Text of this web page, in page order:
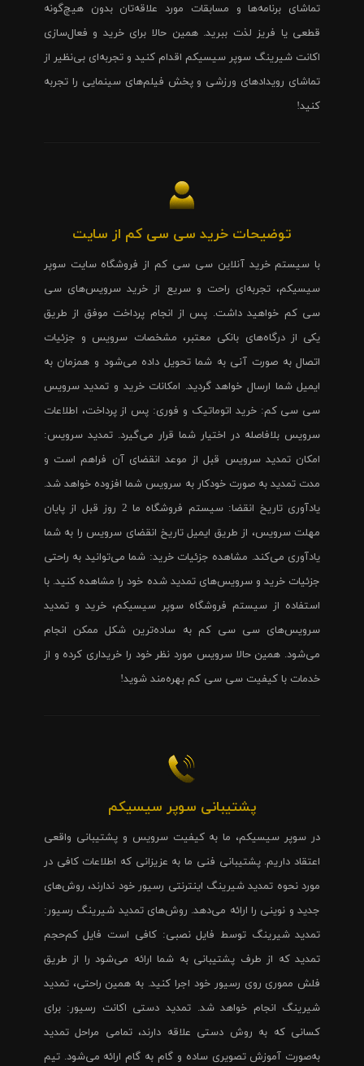
تماشای برنامه‌ها و مسابقات مورد علاقه‌تان بدون هیچ‌گونه
قطعی یا فریز لذت ببرید. همین حالا برای خرید و فعال‌سازی
اکانت شیرینگ سوپر سیسیکم اقدام کنید و تجربه‌ای بی‌نظیر از
تماشای رویدادهای ورزشی و پخش فیلم‌های سینمایی را تجربه
کنید!
توضیحات خرید سی سی کم از سایت
با سیستم خرید آنلاین سی سی کم از فروشگاه سایت سوپر
سیسیکم، تجربه‌ای راحت و سریع از خرید سرویس‌های سی
سی کم خواهید داشت. پس از انجام پرداخت موفق از طریق
یکی از درگاه‌های بانکی معتبر، مشخصات سرویس و جزئیات
اتصال به صورت آنی به شما تحویل داده می‌شود و همزمان به
ایمیل شما ارسال خواهد گردید. امکانات خرید و تمدید سرویس
سی سی کم: خرید اتوماتیک و فوری: پس از پرداخت، اطلاعات
سرویس بلافاصله در اختیار شما قرار می‌گیرد. تمدید سرویس:
امکان تمدید سرویس قبل از موعد انقضای آن فراهم است و
مدت تمدید به صورت خودکار به سرویس شما افزوده خواهد شد.
یادآوری تاریخ انقضا: سیستم فروشگاه ما 2 روز قبل از پایان
مهلت سرویس، از طریق ایمیل تاریخ انقضای سرویس را به شما
یادآوری می‌کند. مشاهده جزئیات خرید: شما می‌توانید به راحتی
جزئیات خرید و سرویس‌های تمدید شده خود را مشاهده کنید. با
استفاده از سیستم فروشگاه سوپر سیسیکم، خرید و تمدید
سرویس‌های سی سی کم به ساده‌ترین شکل ممکن انجام
می‌شود. همین حالا سرویس مورد نظر خود را خریداری کرده و از
خدمات با کیفیت سی سی کم بهره‌مند شوید!
پشتیبانی سوپر سیسیکم
در سوپر سیسیکم، ما به کیفیت سرویس و پشتیبانی واقعی
اعتقاد داریم. پشتیبانی فنی ما به عزیزانی که اطلاعات کافی در
مورد نحوه تمدید شیرینگ اینترنتی رسیور خود ندارند، روش‌های
جدید و نوینی را ارائه می‌دهد. روش‌های تمدید شیرینگ رسیور:
تمدید شیرینگ توسط فایل نصبی: کافی است فایل کم‌حجم
تمدید که از طرف پشتیبانی به شما ارائه می‌شود را از طریق
فلش مموری روی رسیور خود اجرا کنید. به همین راحتی، تمدید
شیرینگ انجام خواهد شد. تمدید دستی اکانت رسیور: برای
کسانی که به روش دستی علاقه دارند، تمامی مراحل تمدید
به‌صورت آموزش تصویری ساده و گام به گام ارائه می‌شود. تیم